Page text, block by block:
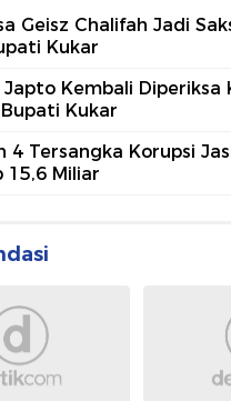
Geisz Chalifah Jadi
Kukar
Kembali Diperiksa
Bupati Kukar
4 Tersangka Korupsi
15,6 Miliar